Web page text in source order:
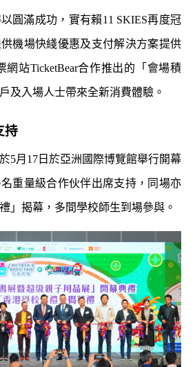
圓滿成功，實有賴11 SKIES再度冠
機場快綫優惠及支付解決方案提供
網站TicketBear合作推出的「會場積
及入場人士帶來全新消費體驗。
持
5月17日於亞洲國際博覽館舉行開幕
重量級合作伙伴出席支持，同場亦
」揭幕，多間學校師生到場參與。